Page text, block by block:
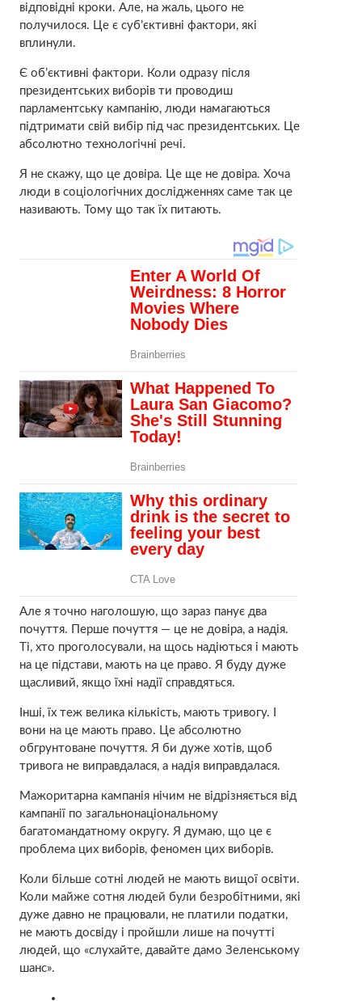
відповідні кроки. Але, на жаль, цього не
получилося. Це є суб’єктивні фактори, які
вплинули.
Є об’єктивні фактори. Коли одразу після
президентських виборів ти проводиш
парламентську кампанію, люди намагаються
підтримати свій вибір під час президентських. Це
абсолютно технологічні речі.
Я не скажу, що це довіра. Це ще не довіра. Хоча
люди в соціологічних дослідженнях саме так це
називають. Тому що так їх питають.
Але я точно наголошую, що зараз панує два
почуття. Перше почуття — це не довіра, а надія.
Ті, хто проголосували, на щось надіються і мають
на це підстави, мають на це право. Я буду дуже
щасливий, якщо їхні надії справдяться.
Інші, їх теж велика кількість, мають тривогу. І
вони на це мають право. Це абсолютно
обгрунтоване почуття. Я би дуже хотів, щоб
тривога не виправдалася, а надія виправдалася.
Мажоритарна кампанія нічим не відрізняється від
кампанії по загальнонаціональному
багатомандатному округу. Я думаю, що це є
проблема цих виборів, феномен цих виборів.
Коли більше сотні людей не мають вищої освіти.
Коли майже сотня людей були безробітними, які
дуже давно не працювали, не платили податки,
не мають досвіду і пройшли лише на почутті
людей, що «слухайте, давайте дамо Зеленському
шанс».